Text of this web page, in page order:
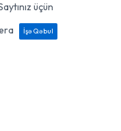
üçün
İşə Qəbul